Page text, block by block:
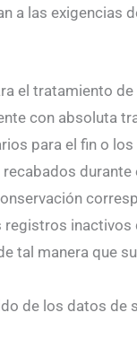
a las exigencias
el tratamiento
con absoluta
para el fin o
tal manera que
de los datos de